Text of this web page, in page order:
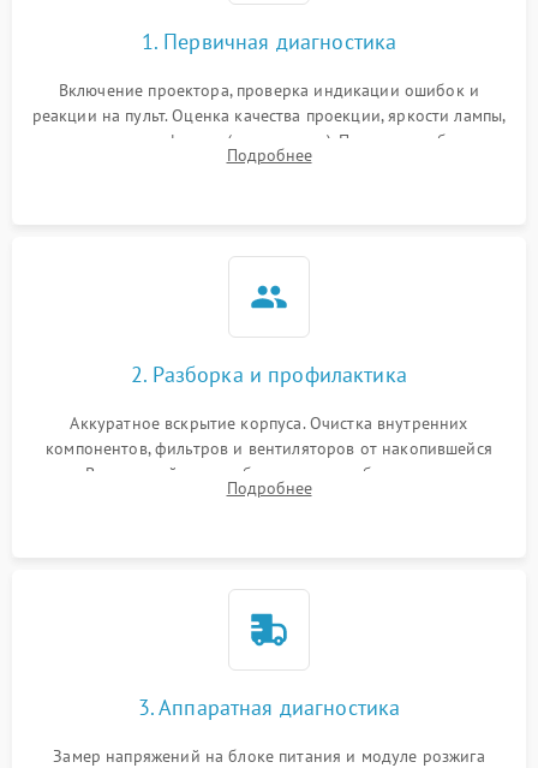
1. Первичная диагностика
Включение проектора, проверка индикации ошибок и
реакции на пульт. Оценка качества проекции, яркости лампы,
наличия артефактов (точки, пятна). Проверка работы
системы охлаждения по уровню шума вентиляторов.
Подробнее
2. Разборка и профилактика
Аккуратное вскрытие корпуса. Очистка внутренних
компонентов, фильтров и вентиляторов от накопившейся
пыли. Визуальный осмотр блока питания, балласта лампы и
материнской платы на наличие прогаров или вздутых
Подробнее
3. Аппаратная диагностика
Замер напряжений на блоке питания и модуле розжига